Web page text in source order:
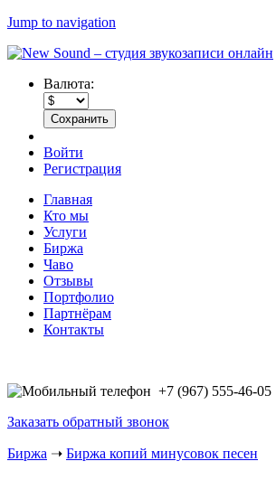
Jump to navigation
Валюта:
Войти
Регистрация
Главная
Кто мы
Услуги
Биржа
Чаво
Отзывы
Портфолио
Партнёрам
Контакты
+7 (967) 555-46-05
Заказать обратный звонок
Биржа ➝ Биржа копий минусовок песен